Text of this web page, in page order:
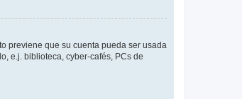
previene que su cuenta pueda ser usada
e.j. biblioteca, cyber-cafés, PCs de